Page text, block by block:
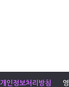
개인정보처리방침